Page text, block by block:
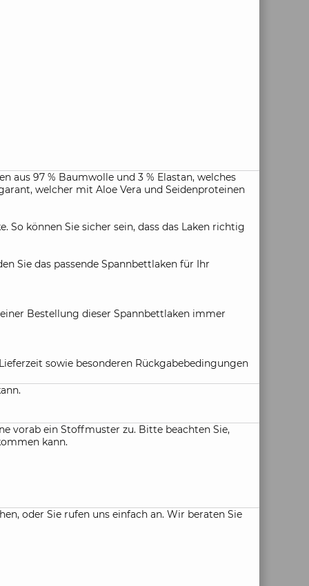
aus 97 % Baumwolle und 3 % Elastan, welches
welcher mit Aloe Vera und Seidenproteinen
können Sie sicher sein, dass das Laken richtig
Sie das passende Spannbettlaken für Ihr
Bestellung dieser Spannbettlaken immer
sowie besonderen Rückgabebedingungen
vorab ein Stoffmuster zu. Bitte beachten Sie,
kann.
oder Sie rufen uns einfach an. Wir beraten Sie